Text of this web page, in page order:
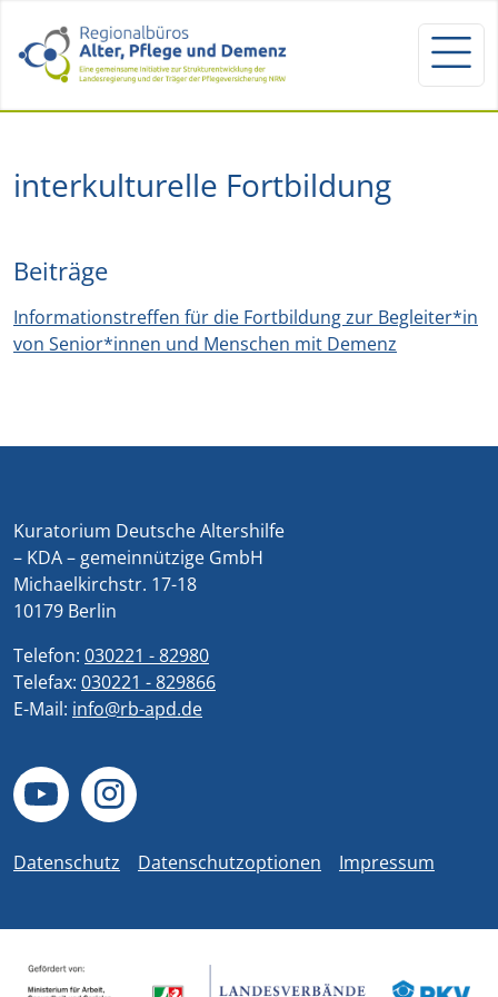
interkulturelle Fortbildung
Beiträge
Informationstreffen für die Fortbildung zur Begleiter*in
von Senior*innen und Menschen mit Demenz
Kuratorium Deutsche Altershilfe
– KDA – gemeinnützige GmbH
Michaelkirchstr. 17-18
10179 Berlin
Telefon: 030221 - 82980
Telefax: 030221 - 829866
E-Mail: info@rb-apd.de
Datenschutz Datenschutzoptionen Impressum